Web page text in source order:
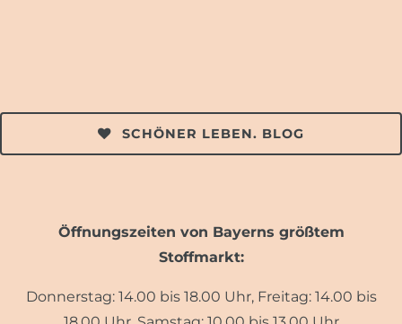
SCHÖNER LEBEN. BLOG
Öffnungszeiten von Bayerns größtem
Stoffmarkt:
Donnerstag: 14.00 bis 18.00 Uhr, Freitag: 14.00 bis